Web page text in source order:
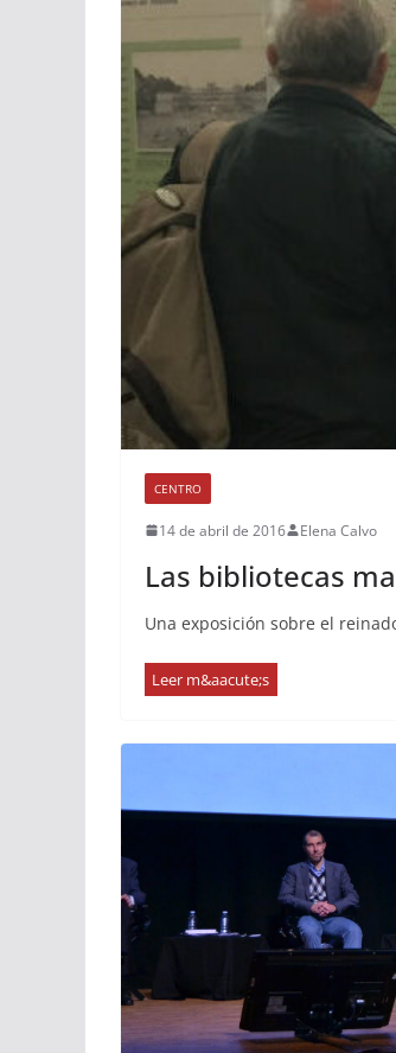
CENTRO
14 de abril de 2016 Elena Calvo
Las bibliotecas
Una exposición sobre el